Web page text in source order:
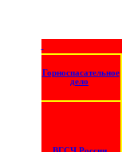
Горноспасательное
дело